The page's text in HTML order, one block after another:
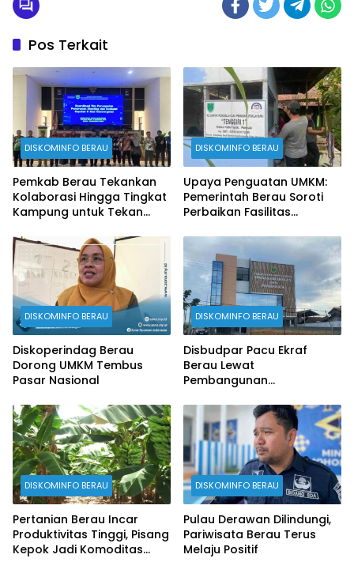
Pos Terkait
DISKOMINFO BERAU
Pemkab Berau Tekankan
Kolaborasi Hingga Tingkat
Kampung untuk Tekan
DISKOMINFO BERAU
Upaya Penguatan UMKM:
Pemerintah Berau Soroti
Perbaikan Fasilitas
DISKOMINFO BERAU
Diskoperindag Berau
Dorong UMKM Tembus
Pasar Nasional
DISKOMINFO BERAU
Disbudpar Pacu Ekraf
Berau Lewat
Pembangunan
DISKOMINFO BERAU
Pertanian Berau Incar
Produktivitas Tinggi, Pisang
Kepok Jadi Komoditas
DISKOMINFO BERAU
Pulau Derawan Dilindungi,
Pariwisata Berau Terus
Melaju Positif